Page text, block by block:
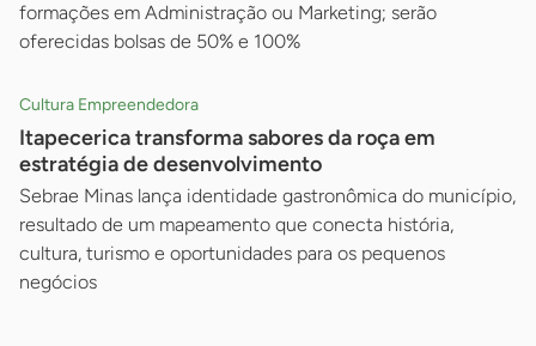
formações em Administração ou Marketing; serão
oferecidas bolsas de 50% e 100%
Cultura Empreendedora
Itapecerica transforma sabores da roça em
estratégia de desenvolvimento
Sebrae Minas lança identidade gastronômica do município,
resultado de um mapeamento que conecta história,
cultura, turismo e oportunidades para os pequenos
negócios